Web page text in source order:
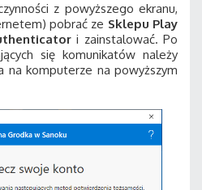
z powyższego ekranu,
pobrać ze Sklepu Play
i zainstalować. Po
się komunikatów należy
na komputerze na powyższym